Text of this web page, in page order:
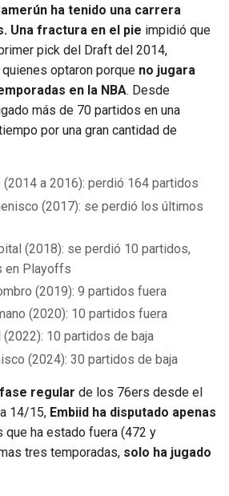
ha tenido una carrera
Una fractura en el pie impidió que
pick del Draft del 2014,
optaron porque no jugara
en la NBA. Desde
más de 70 partidos en una
por una gran cantidad de
(2014 a 2016): perdió 164 partidos
(2017): se perdió los últimos
(2018): se perdió 10 partidos,
en Playoffs
(2019): 9 partidos fuera
(2020): 10 partidos fuera
(2022): 10 partidos de baja
(2024): 30 partidos de baja
regular de los 76ers desde el
14/15, Embiid ha disputado apenas
ha estado fuera (472 y
tres temporadas, solo ha jugado